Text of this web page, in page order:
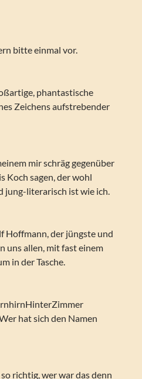
bitte einmal vor.
phantastische
Zeichens aufstrebender
mir schräg gegenüber
Koch sagen, der wohl
jung-literarisch ist wie ich.
Hoffmann, der jüngste und
uns allen, mit fast einem
in der Tasche.
hat sich den Namen
richtig, wer war das denn